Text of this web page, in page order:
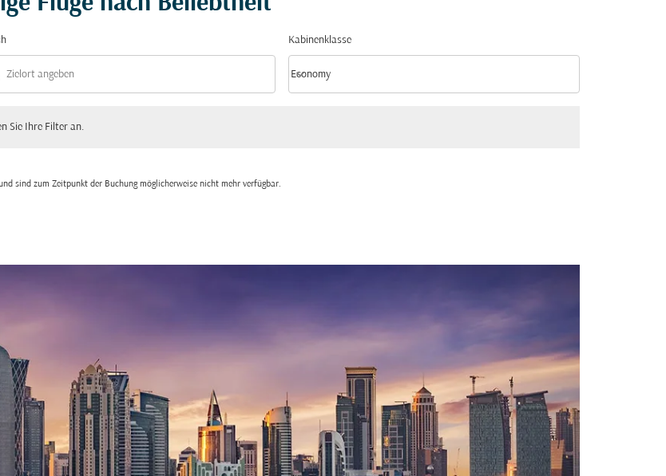
Kabinenklasse
Kabinenklasse option Economy Selected
Economy
keyboard_arrow_down
Sie Ihre Filter an.
sind zum Zeitpunkt der Buchung möglicherweise nicht mehr verfügbar.